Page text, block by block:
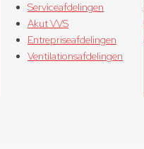
Serviceafdelingen
Akut VVS
Entrepriseafdelingen
Ventilationsafdelingen